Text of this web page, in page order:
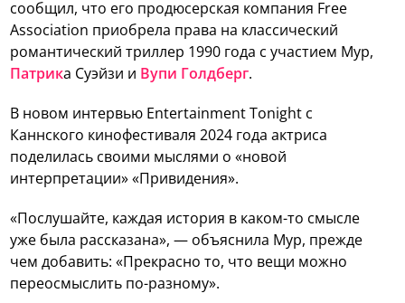
сообщил, что его продюсерская компания Free
Association приобрела права на классический
романтический триллер 1990 года с участием Мур,
Патрика Суэйзи и Вупи Голдберг.
В новом интервью Entertainment Tonight с
Каннского кинофестиваля 2024 года актриса
поделилась своими мыслями о «новой
интерпретации» «Привидения».
«Послушайте, каждая история в каком-то смысле
уже была рассказана», — объяснила Мур, прежде
чем добавить: «Прекрасно то, что вещи можно
переосмыслить по-разному».